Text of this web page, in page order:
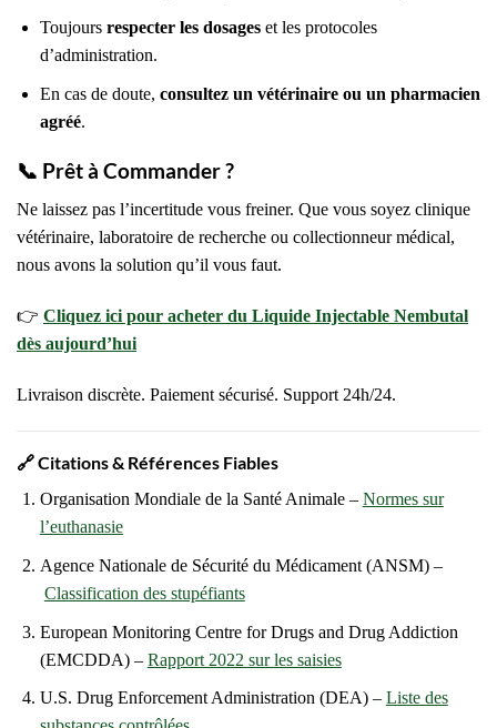
Toujours respecter les dosageset les protocoles
d’administration.
En cas de doute, consultez un vétérinaire ou un pharmacien
agréé.
📞 Prêt à Commander ?
Ne laissez pas l’incertitude vous freiner. Que vous soyez clinique
vétérinaire, laboratoire de recherche ou collectionneur médical,
nous avons la solution qu’il vous faut.
👉 Cliquez ici pour acheter du Liquide Injectable Nembutal
dès aujourd’hui
Livraison discrète. Paiement sécurisé. Support 24h/24.
🔗Citations & Références Fiables
Organisation Mondiale de la Santé Animale – Normes sur
l’euthanasie
Agence Nationale de Sécurité du Médicament (ANSM) –
Classification des stupéfiants
European Monitoring Centre for Drugs and Drug Addiction
(EMCDDA) – Rapport 2022 sur les saisies
U.S. Drug Enforcement Administration (DEA) – Liste des